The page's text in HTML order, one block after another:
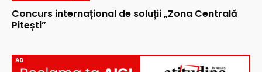
Concurs internațional de soluții „Zona Centrală
Pitești”
AD